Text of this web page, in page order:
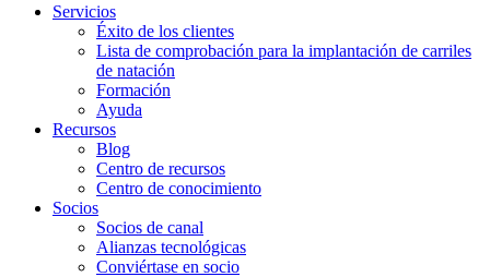
Servicios
Éxito de los clientes
Lista de comprobación para la implantación de carriles
de natación
Formación
Ayuda
Recursos
Blog
Centro de recursos
Centro de conocimiento
Socios
Socios de canal
Alianzas tecnológicas
Conviértase en socio